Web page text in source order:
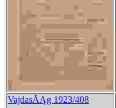
VajdasĂĄg 1923/408